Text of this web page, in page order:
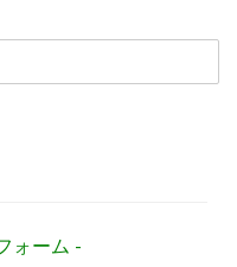
ォーム -